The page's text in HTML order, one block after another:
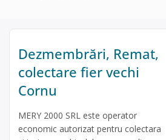
Dezmembrări, Remat,
colectare fier vechi
Cornu
MERY 2000 SRL este operator
economic autorizat pentru colectara